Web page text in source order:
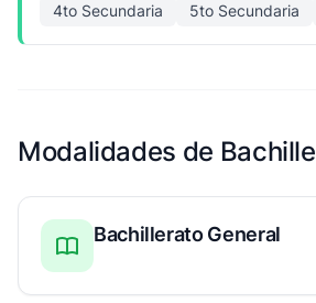
4to Secundaria
5to Secundaria
Modalidades de
Bachillerato General